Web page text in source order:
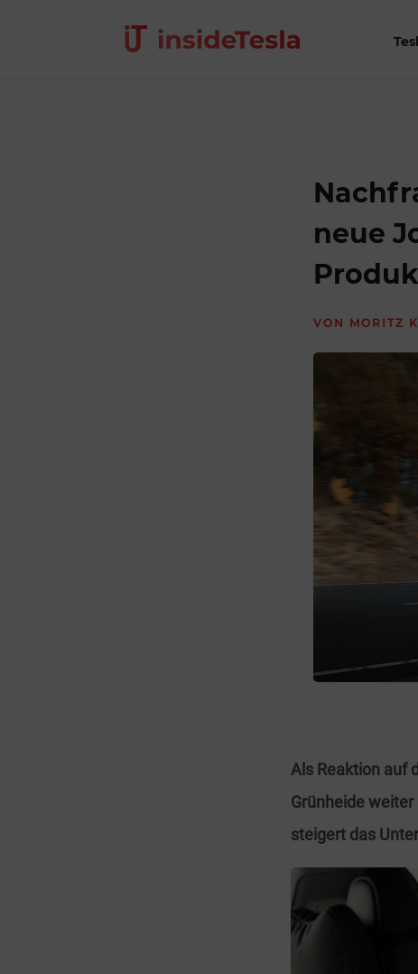
neue
VON MORITZ
Als Reaktion auf
Grünheide
steigert das